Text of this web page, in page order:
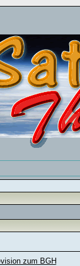
zum BGH